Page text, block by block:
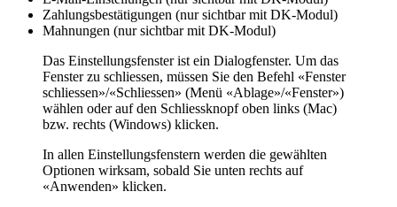
Zahlungsbestätigungen (nur sichtbar mit DK-Modul)
Mahnungen (nur sichtbar mit DK-Modul)
Das Einstellungsfenster ist ein Dialogfenster. Um das
Fenster zu schliessen, müssen Sie den Befehl «Fenster
schliessen»/«Schliessen» (Menü «Ablage»/«Fenster»)
wählen oder auf den Schliessknopf oben links (Mac)
bzw. rechts (Windows) klicken.
In allen Einstellungsfenstern werden die gewählten
Optionen wirksam, sobald Sie unten rechts auf
«Anwenden» klicken.